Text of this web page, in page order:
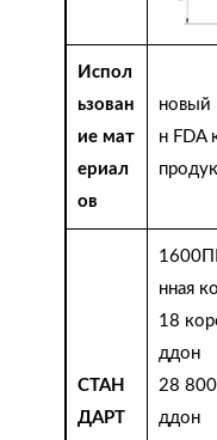
Испол
ьзован
ие мат
ериал
ов
новый
н FDA
СТАН
ДАРТ
нная
18
ддон
28
ддон